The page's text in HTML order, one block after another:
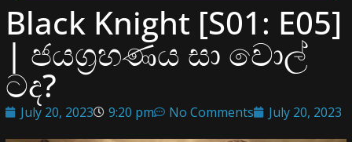
Black Knight [S01: E05]
| ජයග්‍රහණය සා වොල්
ටද?
July 20, 2023 9:20 pm No Comments July 20, 2023